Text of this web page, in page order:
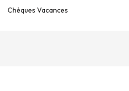
Chèques Vacances